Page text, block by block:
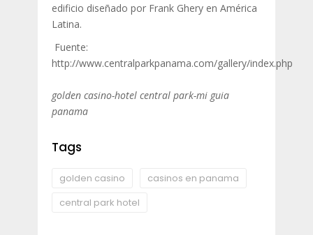
edificio diseñado por Frank Ghery en América
Latina.
Fuente:
http://www.centralparkpanama.com/gallery/index.php
golden casino-hotel central park-mi guia
panama
Tags
golden casino
casinos en panama
central park hotel